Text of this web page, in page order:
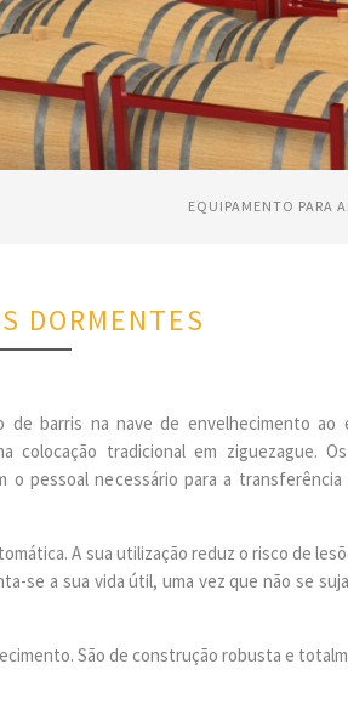
EQUIPAMENTO PARA
DORMENTES
de barris na nave de envelhecimento ao
colocação tradicional em ziguezague.
o pessoal necessário para a
A sua utilização reduz o risco de
se a sua vida útil, uma vez que não se
São de construção robusta e